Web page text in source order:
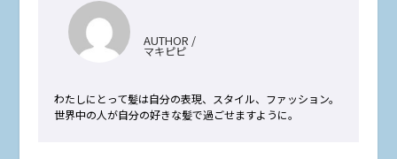
AUTHOR /
マキピピ
わたしにとって髪は自分の表現、スタイル、ファッション。
世界中の人が自分の好きな髪で過ごせますように。